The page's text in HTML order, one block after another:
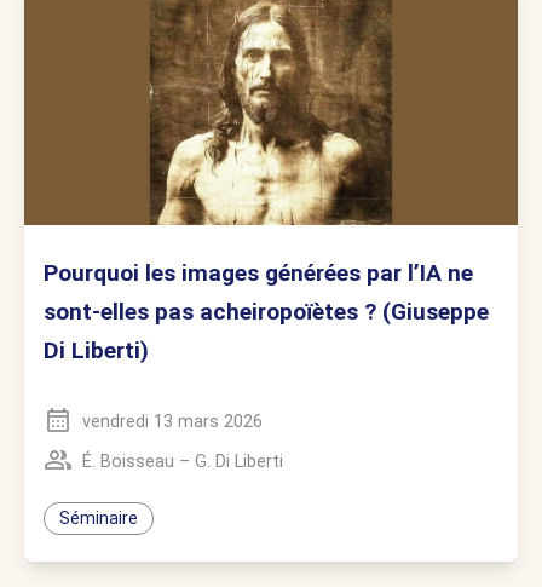
Pourquoi les images générées par l’IA ne
sont-elles pas acheiropoïètes ? (Giuseppe
Di Liberti)
vendredi 13 mars 2026
É. Boisseau – G. Di Liberti
Séminaire